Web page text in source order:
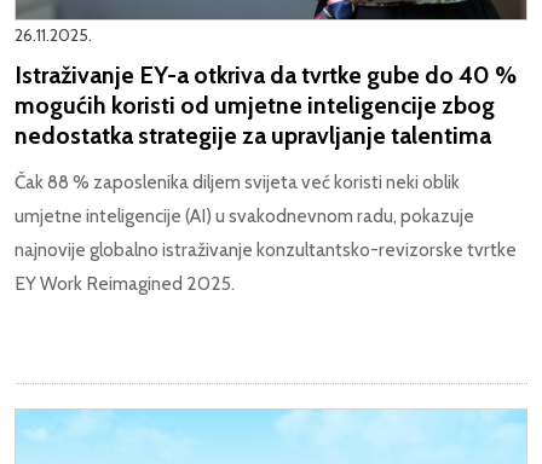
26.11.2025.
Istraživanje EY-a otkriva da tvrtke gube do 40 %
mogućih koristi od umjetne inteligencije zbog
nedostatka strategije za upravljanje talentima
Čak 88 % zaposlenika diljem svijeta već koristi neki oblik
umjetne inteligencije (AI) u svakodnevnom radu, pokazuje
najnovije globalno istraživanje konzultantsko-revizorske tvrtke
EY Work Reimagined 2025.